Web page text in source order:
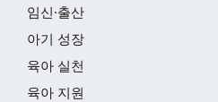
임신·출산
아기 성장
육아 실천
육아 지원